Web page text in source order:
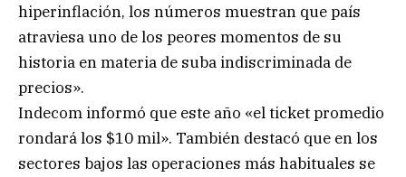
hiperinflación, los números muestran que país
atraviesa uno de los peores momentos de su
historia en materia de suba indiscriminada de
precios».
Indecom informó que este año «el ticket promedio
rondará los $10 mil». También destacó que en los
sectores bajos las operaciones más habituales se